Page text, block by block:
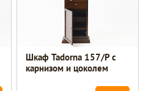
Шкаф Tadorna 157/Р с
карнизом и цоколем